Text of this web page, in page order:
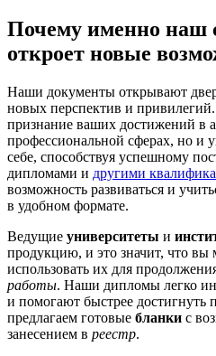
Почему именно наш
откроет новые
Наши документы открывают
новых перспектив и
признание ваших достижений в
профессиональной сферах, но и
себе, способствуя успешному
дипломами и другими
возможность развиваться и
в удобном формате.
Ведущие университеты и
продукцию, и это значит, что вы
использовать их для
работы. Наши дипломы легко
и помогают быстрее
предлагаем готовые бланки с
занесением в реестр.